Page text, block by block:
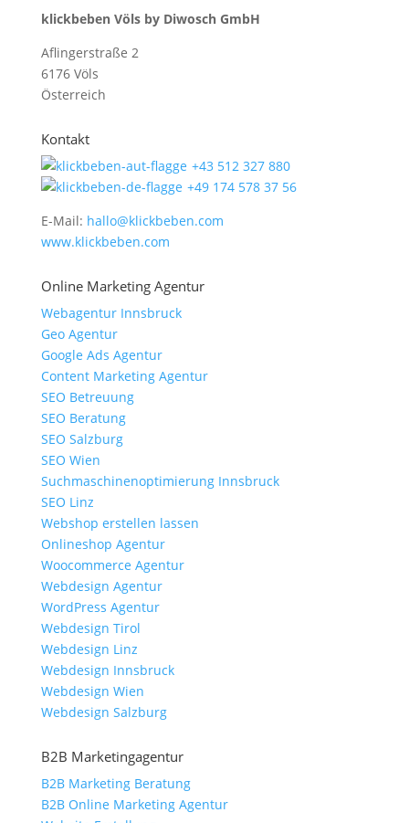
klickbeben Völs by Diwosch GmbH
Aflingerstraße 2
6176 Völs
Österreich
Kontakt
+43 512 327 880
+49 174 578 37 56
E-Mail: hallo@klickbeben.com
www.klickbeben.com
Online Marketing Agentur
Webagentur Innsbruck
Geo Agentur
Google Ads Agentur
Content Marketing Agentur
SEO Betreuung
SEO Beratung
SEO Salzburg
SEO Wien
Suchmaschinenoptimierung Innsbruck
SEO Linz
Webshop erstellen lassen
Onlineshop Agentur
Woocommerce Agentur
Webdesign Agentur
WordPress Agentur
Webdesign Tirol
Webdesign Linz
Webdesign Innsbruck
Webdesign Wien
Webdesign Salzburg
B2B Marketingagentur
B2B Marketing Beratung
B2B Online Marketing Agentur